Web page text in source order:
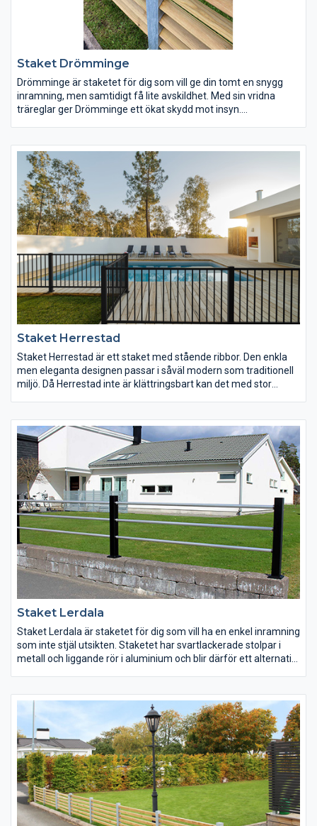
Staket Drömminge
Drömminge är staketet för dig som vill ge din tomt en snygg
inramning, men samtidigt få lite avskildhet. Med sin vridna
träreglar ger Drömminge ett ökat skydd mot insyn.
Drömminge kan beställas i fem olika höjder och finns även i
svart, grå eller vit väderbeständig lack.
Staket Herrestad
Staket Herrestad är ett staket med stående ribbor. Den enkla
men eleganta designen passar i såväl modern som traditionell
miljö. Då Herrestad inte är klättringsbart kan det med stor
önskad längd. Sektionerna träs sedan in i förutskurna hål i
stolpen och skruvas därefter fast.
Staket Lerdala
Staket Lerdala är staketet för dig som vill ha en enkel inramning
som inte stjäl utsikten. Staketet har svartlackerade stolpar i
metall och liggande rör i aluminium och blir därför ett alternativ
funktionalistiska miljöer.